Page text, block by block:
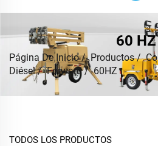
60 HZ
Página De Inicio/Productos/
Diésel/Forward/60HZ
TODOS LOS PRODUCTOS